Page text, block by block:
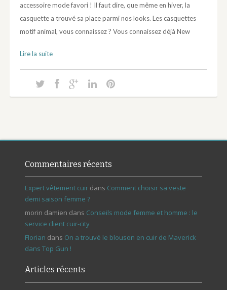
accessoire mode favori ! Il faut dire, que même en hiver, la
casquette a trouvé sa place parmi nos looks. Les casquettes
motif animal, vous connaissez ? Vous connaissez déjà New
Lire la suite
Commentaires récents
Expert vêtement cuirdans Comment choisir sa veste
demi saison femme ?
morin damien dans Conseils mode femme et homme : le
service client cuir-city
Florian dans On a trouvé le blouson en cuir de Maverick
dans Top Gun !
Articles récents